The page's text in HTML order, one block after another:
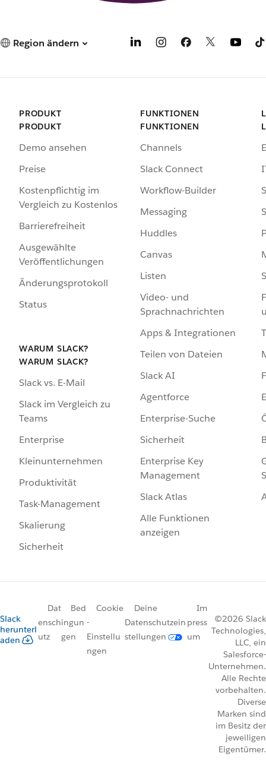
Region ändern
PRODUKT
PRODUKT
Demo ansehen
Preise
Kostenpflichtig im
Vergleich zu Kostenlos
Barrierefreiheit
Ausgewählte
Veröffentlichungen
Änderungsprotokoll
Status
WARUM SLACK?
WARUM SLACK?
Slack vs. E-Mail
Slack im Vergleich zu
Teams
Enterprise
Kleinunternehmen
Produktivität
Task-Management
Skalierung
Sicherheit
FUNKTIONEN
FUNKTIONEN
Channels
Slack Connect
Workflow-Builder
Messaging
Huddles
Canvas
Listen
Video- und
Sprachnachrichten
Apps & Integrationen
Teilen von Dateien
Slack AI
Agentforce
Enterprise-Suche
Sicherheit
Enterprise Key
Management
Slack Atlas
Alle Funktionen
anzeigen
Slack
herunterl
aden
Dat
ensch
utz
Bed
ingun
gen
Cookie
-
Einstellu
ngen
Deine
Datenschutzein
stellungen
Im
press
um
©2026 Slack
Technologies,
LLC, ein
Salesforce-
Unternehmen.
Alle Rechte
vorbehalten.
Diverse
Marken sind
im Besitz der
jeweiligen
Eigentümer.